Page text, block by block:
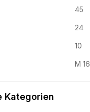
45
24
10
M 16
Kategorien